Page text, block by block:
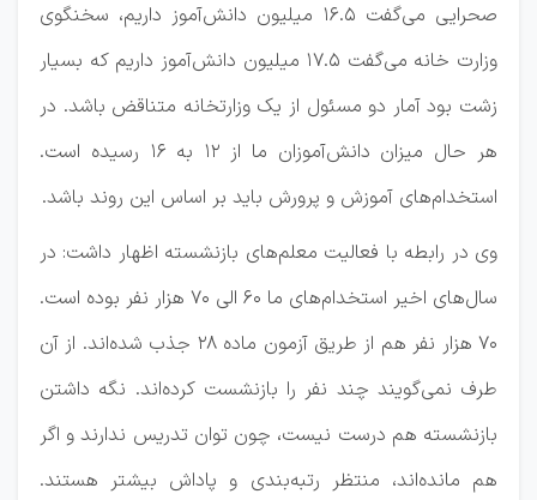
صحرایی می‌گفت ۱۶.۵ میلیون دانش‌آموز داریم، سخنگوی
وزارت خانه می‌گفت ۱۷.۵ میلیون دانش‌آموز داریم که بسیار
زشت بود آمار دو مسئول از یک وزارتخانه متناقض باشد. در
هر حال میزان دانش‌آموزان ما از ۱۲ به ۱۶ رسیده است.
استخدام‌های آموزش و پرورش باید بر اساس این روند باشد.
وی در رابطه با فعالیت معلم‌های بازنشسته اظهار داشت: در
سال‌های اخیر استخدام‌های ما ۶۰ الی ۷۰ هزار نفر بوده است.
۷۰ هزار نفر هم از طریق آزمون ماده ۲۸ جذب شده‌اند. از آن
طرف نمی‌گویند چند نفر را بازنشست کرده‌اند. نگه داشتن
بازنشسته هم درست نیست، چون توان تدریس ندارند و اگر
هم مانده‌اند، منتظر رتبه‌بندی و پاداش بیشتر هستند.